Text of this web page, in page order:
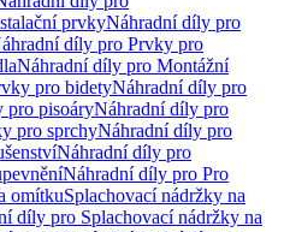
prvkyNáhradní díly pro
díly pro Prvky pro
Náhradní díly pro Montážní
pro bidetyNáhradní díly pro
pro pisoáryNáhradní díly pro
pro sprchyNáhradní díly pro
Náhradní díly pro
Náhradní díly pro Pro
omítkuSplachovací nádržky na
díly pro Splachovací nádržky na